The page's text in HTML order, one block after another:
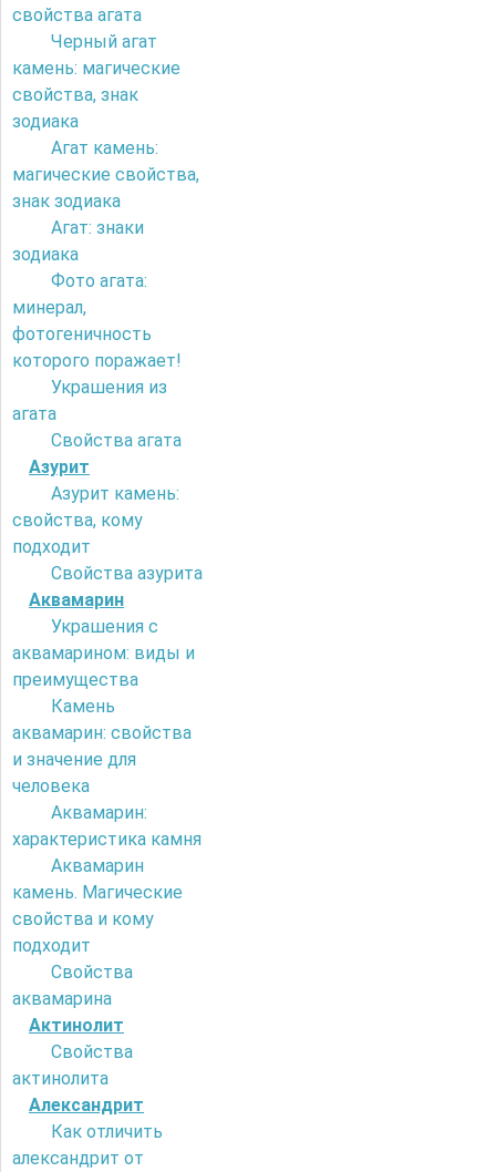
свойства агата
Черный агат
камень: магические
свойства, знак
зодиака
Агат камень:
магические свойства,
знак зодиака
Агат: знаки
зодиака
Фото агата:
минерал,
фотогеничность
которого поражает!
Украшения из
агата
Свойства агата
Азурит
Азурит камень:
свойства, кому
подходит
Свойства азурита
Аквамарин
Украшения с
аквамарином: виды и
преимущества
Камень
аквамарин: свойства
и значение для
человека
Аквамарин:
характеристика камня
Аквамарин
камень. Магические
свойства и кому
подходит
Свойства
аквамарина
Актинолит
Свойства
актинолита
Александрит
Как отличить
александрит от